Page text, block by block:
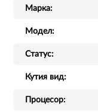
Марка:
Модел:
Статус:
Кутия вид:
Процесор: